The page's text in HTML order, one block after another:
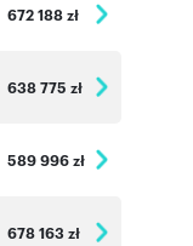
672 188 zł
638 775 zł
589 996 zł
678 163 zł